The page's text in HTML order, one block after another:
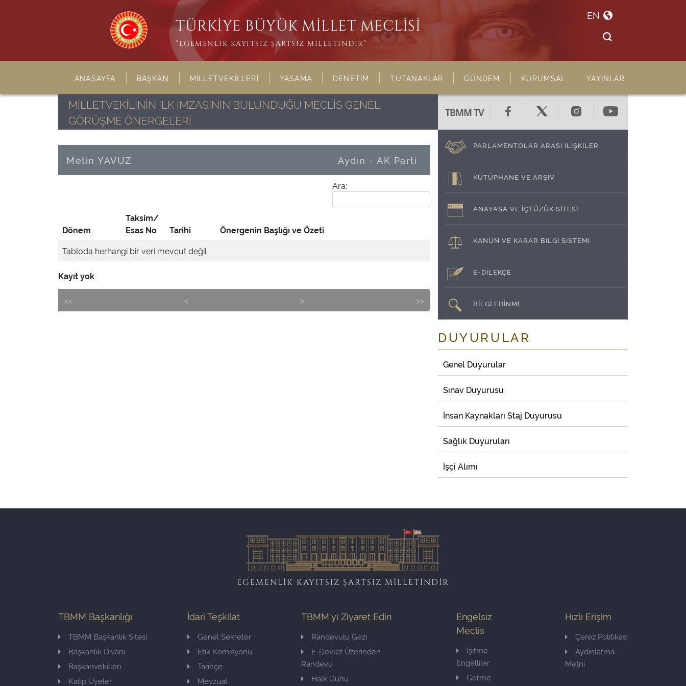
TÜRKİYE BÜYÜK MİLLET MECLİSİ
“EGEMENLİK KAYITSIZ ŞARTSIZ MİLLETİNDİR”
EN
ANASAYFA BAŞKAN MİLLETVEKİLLERİ YASAMA DENETİM TUTANAKLAR GÜNDEM KURUMSAL YAYINLAR
MİLLETVEKİLİNİN İLK İMZASININ BULUNDUĞU MECLİS GENEL
GÖRÜŞME ÖNERGELERİ
Metin YAVUZ Aydın - AK Parti
Ara:
Dönem
Taksim/
Esas No
Tarihi
Önergenin Başlığı ve Özeti
Tabloda herhangi bir veri mevcut değil
Kayıt yok
<< < > >>
TBMM TV
PARLAMENTOLAR ARASI İLİŞKİLER
KÜTÜPHANE VE ARŞİV
ANAYASA VE İÇTÜZÜK SİTESİ
KANUN VE KARAR BİLGİ SİSTEMİ
E-DİLEKÇE
BİLGİ EDİNME
DUYURULAR
Genel Duyurular
Sınav Duyurusu
İnsan Kaynakları Staj Duyurusu
Sağlık Duyuruları
İşçi Alımı
EGEMENLİK KAYITSIZ ŞARTSIZ MİLLETİNDİR
TBMM Başkanlığı
TBMM Başkanlık Sitesi
Başkanlık Divanı
Başkanvekilleri
Katip Üyeler
İdari Teşkilat
Genel Sekreter
Etik Komisyonu
Tarihçe
Mevzuat
TBMM'yi Ziyaret Edin
Randevulu Gezi
E-Devlet Üzerinden
Randevu
Halk Günü
Engelsiz
Meclis
İşitme
Engelliler
Görme
Hızlı Erişim
Çerez Politikası
Aydınlatma
Metni